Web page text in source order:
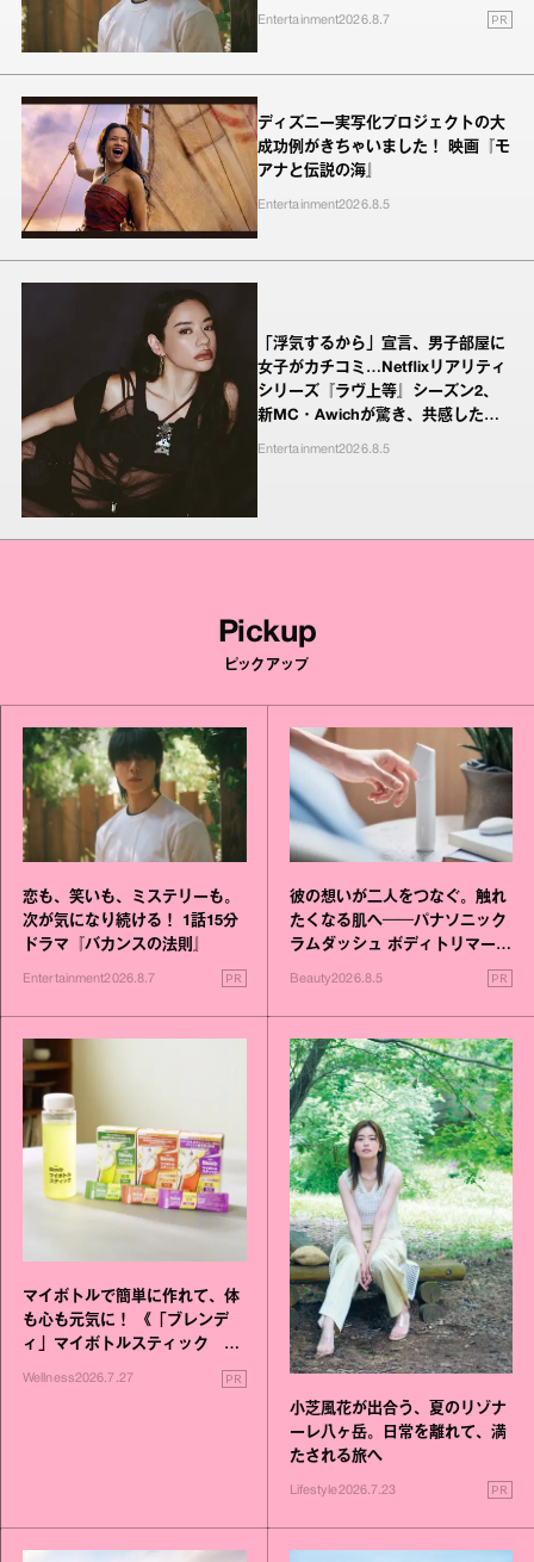
Entertainment2026.8.7 PR
ディズニー実写化プロジェクトの大
成功例がきちゃいました！ 映画『モ
アナと伝説の海』
Entertainment2026.8.5
「浮気するから」宣言、男子部屋に
女子がカチコミ…Netflixリアリティ
シリーズ『ラヴ上等』シーズン2、
新MC・Awichが驚き、共感したヤ
Entertainment2026.8.5
Pickup
ピックアップ
恋も、笑いも、ミステリーも。
次が気になり続ける！ 1話15分
ドラマ『バカンスの法則』
Entertainment2026.8.7 PR
彼の想いが二人をつなぐ。触れ
たくなる肌へ──パナソニック
ラムダッシュ ボディトリマーが
Beauty2026.8.5 PR
マイボトルで簡単に作れて、体
も心も元気に！ 《「ブレンデ
ィ」マイボトルスティック い
いこと毎日》シリーズが誕生
Wellness2026.7.27 PR
小芝風花が出合う、夏のリゾナ
ーレ八ヶ岳。日常を離れて、満
たされる旅へ
Lifestyle2026.7.23 PR